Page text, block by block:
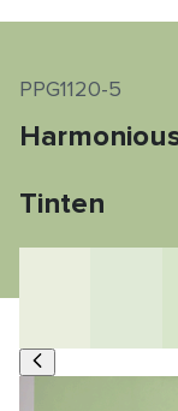
PPG1120-5
Tinten